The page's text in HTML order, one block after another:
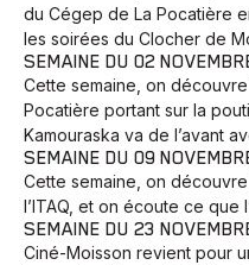
du Cégep de La Pocatière
les soirées du Clocher de
SEMAINE DU 02
Cette semaine, on
Pocatière portant sur la
Kamouraska va de l’avant
SEMAINE DU 09
Cette semaine, on
l’ITAQ, et on écoute ce que
SEMAINE DU 23
Ciné-Moisson revient pour